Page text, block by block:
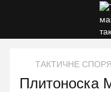
ТАКТИЧНЕ
Плитоноска